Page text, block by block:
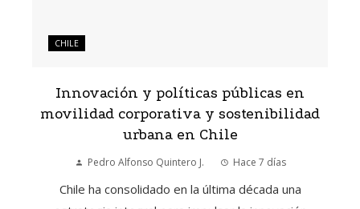
CHILE
Innovación y políticas públicas en
movilidad corporativa y sostenibilidad
urbana en Chile
Pedro Alfonso Quintero J. Hace 7 días
Chile ha consolidado en la última década una